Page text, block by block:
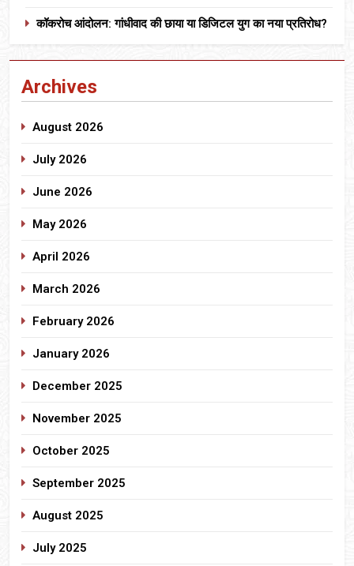
कॉकरोच आंदोलन: गांधीवाद की छाया या डिजिटल युग का नया प्रतिरोध?
Archives
August 2026
July 2026
June 2026
May 2026
April 2026
March 2026
February 2026
January 2026
December 2025
November 2025
October 2025
September 2025
August 2025
July 2025